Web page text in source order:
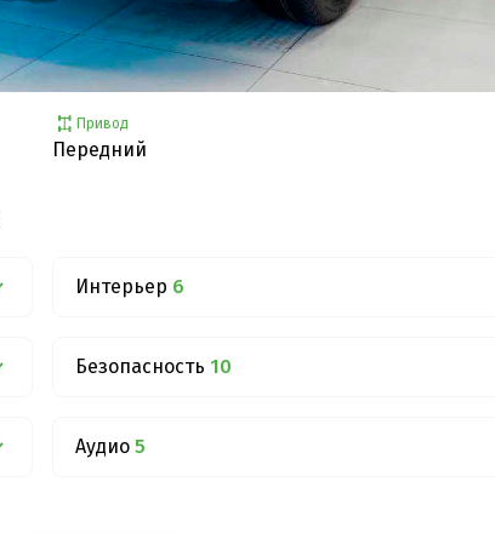
Привод
Передний
Интерьер 6
Безопасность 10
Аудио 5